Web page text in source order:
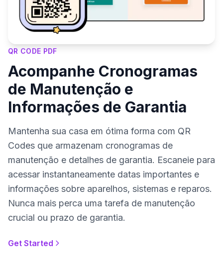
QR CODE PDF
Acompanhe Cronogramas
de Manutenção e
Informações de Garantia
Mantenha sua casa em ótima forma com QR
Codes que armazenam cronogramas de
manutenção e detalhes de garantia. Escaneie para
acessar instantaneamente datas importantes e
informações sobre aparelhos, sistemas e reparos.
Nunca mais perca uma tarefa de manutenção
crucial ou prazo de garantia.
Get Started